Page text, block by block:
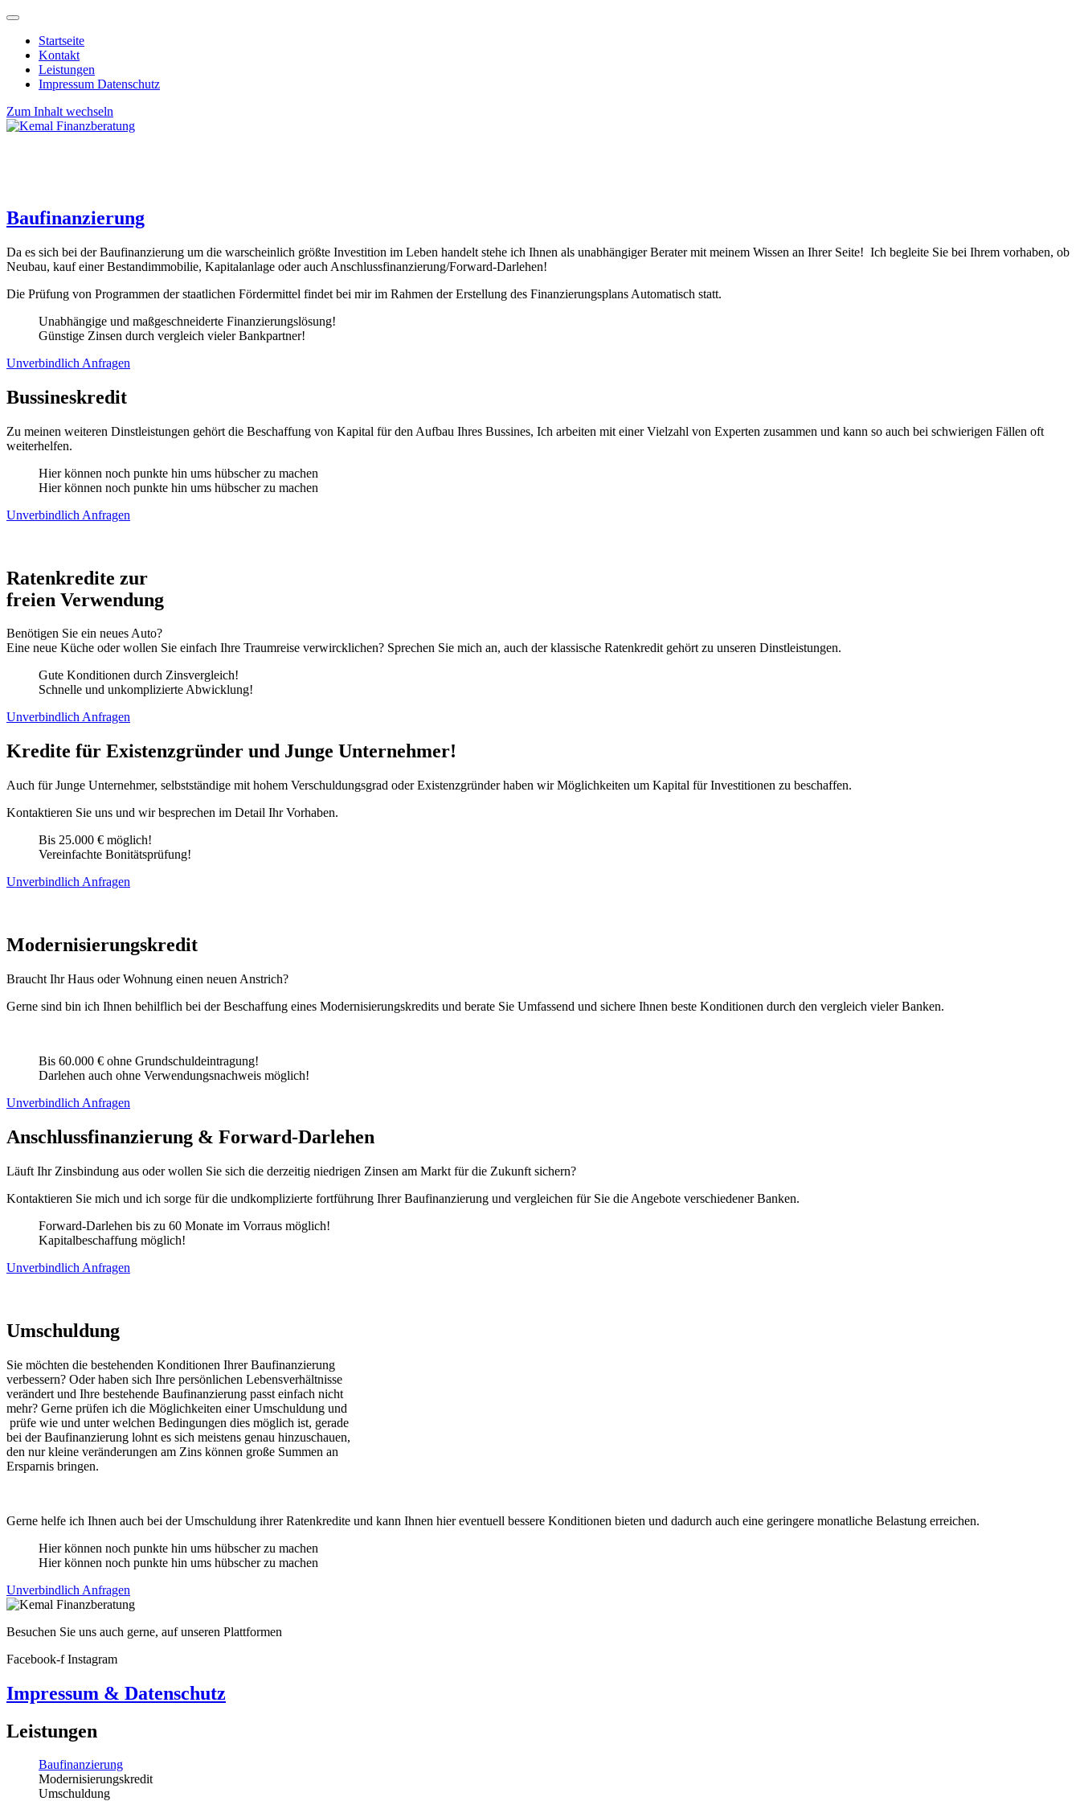
Startseite
Kontakt
Leistungen
Impressum Datenschutz
Zum Inhalt wechseln
Baufinanzierung
Da es sich bei der Baufinanzierung um die warscheinlich größte Investition im Leben handelt stehe ich Ihnen als unabhängiger Berater mit meinem Wissen an Ihrer Seite! Ich begleite Sie bei Ihrem vorhaben, ob
Neubau, kauf einer Bestandimmobilie, Kapitalanlage oder auch Anschlussfinanzierung/Forward-Darlehen!
Die Prüfung von Programmen der staatlichen Fördermittel findet bei mir im Rahmen der Erstellung des Finanzierungsplans Automatisch statt.
Unabhängige und maßgeschneiderte Finanzierungslösung!
Günstige Zinsen durch vergleich vieler Bankpartner!
Unverbindlich Anfragen
Bussineskredit
Zu meinen weiteren Dinstleistungen gehört die Beschaffung von Kapital für den Aufbau Ihres Bussines, Ich arbeiten mit einer Vielzahl von Experten zusammen und kann so auch bei schwierigen Fällen oft
weiterhelfen.
Hier können noch punkte hin ums hübscher zu machen
Hier können noch punkte hin ums hübscher zu machen
Unverbindlich Anfragen
Ratenkredite zur
freien Verwendung
Benötigen Sie ein neues Auto?
Eine neue Küche oder wollen Sie einfach Ihre Traumreise verwircklichen? Sprechen Sie mich an, auch der klassische Ratenkredit gehört zu unseren Dinstleistungen.
Gute Konditionen durch Zinsvergleich!
Schnelle und unkomplizierte Abwicklung!
Unverbindlich Anfragen
Kredite für Existenzgründer und Junge Unternehmer!
Auch für Junge Unternehmer, selbstständige mit hohem Verschuldungsgrad oder Existenzgründer haben wir Möglichkeiten um Kapital für Investitionen zu beschaffen.
Kontaktieren Sie uns und wir besprechen im Detail Ihr Vorhaben.
Bis 25.000 € möglich!
Vereinfachte Bonitätsprüfung!
Unverbindlich Anfragen
Modernisierungskredit
Braucht Ihr Haus oder Wohnung einen neuen Anstrich?
Gerne sind bin ich Ihnen behilflich bei der Beschaffung eines Modernisierungskredits und berate Sie Umfassend und sichere Ihnen beste Konditionen durch den vergleich vieler Banken.
Bis 60.000 € ohne Grundschuldeintragung!
Darlehen auch ohne Verwendungsnachweis möglich!
Unverbindlich Anfragen
Anschlussfinanzierung & Forward-Darlehen
Läuft Ihr Zinsbindung aus oder wollen Sie sich die derzeitig niedrigen Zinsen am Markt für die Zukunft sichern?
Kontaktieren Sie mich und ich sorge für die undkomplizierte fortführung Ihrer Baufinanzierung und vergleichen für Sie die Angebote verschiedener Banken.
Forward-Darlehen bis zu 60 Monate im Vorraus möglich!
Kapitalbeschaffung möglich!
Unverbindlich Anfragen
Umschuldung
Sie möchten die bestehenden Konditionen Ihrer Baufinanzierung
verbessern? Oder haben sich Ihre persönlichen Lebensverhältnisse
verändert und Ihre bestehende Baufinanzierung passt einfach nicht
mehr? Gerne prüfen ich die Möglichkeiten einer Umschuldung und
prüfe wie und unter welchen Bedingungen dies möglich ist, gerade
bei der Baufinanzierung lohnt es sich meistens genau hinzuschauen,
den nur kleine veränderungen am Zins können große Summen an
Ersparnis bringen.
Gerne helfe ich Ihnen auch bei der Umschuldung ihrer Ratenkredite und kann Ihnen hier eventuell bessere Konditionen bieten und dadurch auch eine geringere monatliche Belastung erreichen.
Hier können noch punkte hin ums hübscher zu machen
Hier können noch punkte hin ums hübscher zu machen
Unverbindlich Anfragen
Besuchen Sie uns auch gerne, auf unseren Plattformen
Facebook-f Instagram
Impressum & Datenschutz
Leistungen
Baufinanzierung
Modernisierungskredit
Umschuldung